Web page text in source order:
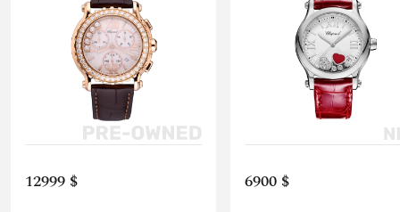
12999 $ 6900 $